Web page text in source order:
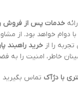
خدمات پس از فروش
دوام خواهد بود. از
را ازخرید راهبند
خاطر، امنیت را
تماس بگیرید